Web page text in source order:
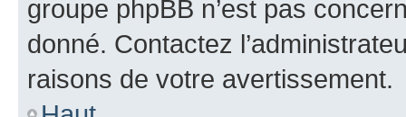
groupe phpBB n’est pas
donné. Contactez
raisons de votre avertissement.